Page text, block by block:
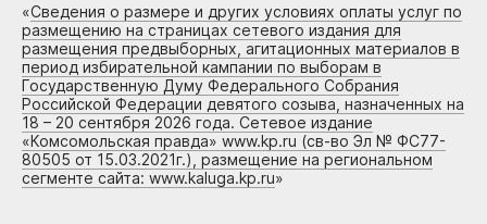
«Сведения о размере и других условиях оплаты услуг по
размещению на страницах сетевого издания для
размещения предвыборных, агитационных материалов в
период избирательной кампании по выборам в
Государственную Думу Федерального Собрания
Российской Федерации девятого созыва, назначенных на
18 – 20 сентября 2026 года. Сетевое издание
«Комсомольская правда» www.kp.ru (св-во Эл № ФС77-
80505 от 15.03.2021г.), размещение на региональном
сегменте сайта: www.kaluga.kp.ru»